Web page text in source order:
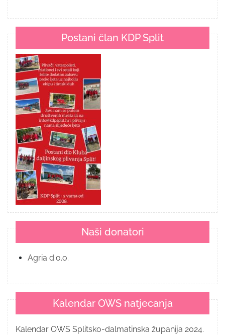
Postani član KDP Split
Naši donatori
Agria d.o.o.
Kalendar OWS natjecanja
Kalendar OWS Splitsko-dalmatinska županija 2024.